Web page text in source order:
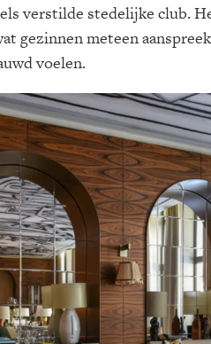
verstilde stedelijke club.
gezinnen meteen
voelen.